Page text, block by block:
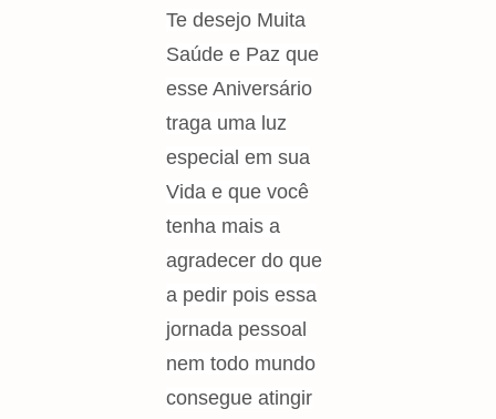
Te desejo Muita
Saúde e Paz que
esse Aniversário
traga uma luz
especial em sua
Vida e que você
tenha mais a
agradecer do que
a pedir pois essa
jornada pessoal
nem todo mundo
consegue atingir